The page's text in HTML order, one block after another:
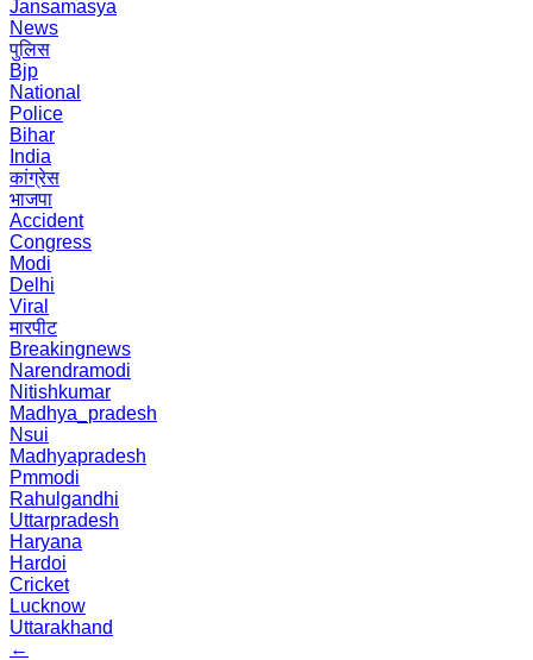
Jansamasya
News
पुलिस
Bjp
National
Police
Bihar
India
कांग्रेस
भाजपा
Accident
Congress
Modi
Delhi
Viral
मारपीट
Breakingnews
Narendramodi
Nitishkumar
Madhya_pradesh
Nsui
Madhyapradesh
Pmmodi
Rahulgandhi
Uttarpradesh
Haryana
Hardoi
Cricket
Lucknow
Uttarakhand
←